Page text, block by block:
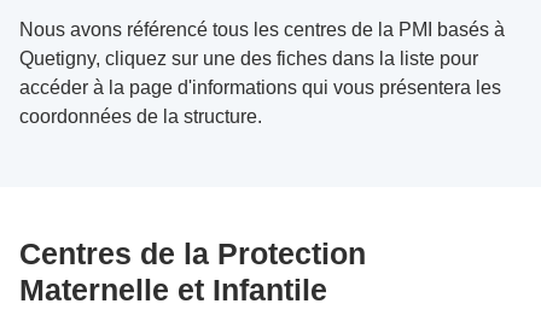
Nous avons référencé tous les centres de la PMI basés à
Quetigny, cliquez sur une des fiches dans la liste pour
accéder à la page d'informations qui vous présentera les
coordonnées de la structure.
Centres de la Protection
Maternelle et Infantile